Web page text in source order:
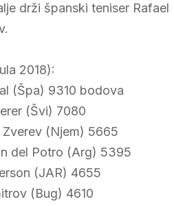
drži španski teniser
2018):
(Špa) 9310 bodova
(Švi) 7080
(Njem) 5665
del Potro (Arg) 5395
(JAR) 4655
(Bug) 4610